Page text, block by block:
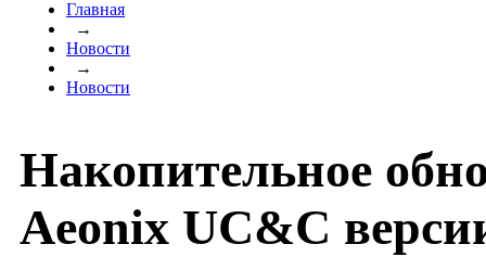
Главная
→
Новости
→
Новости
Накопительное
Aeonix UC&C